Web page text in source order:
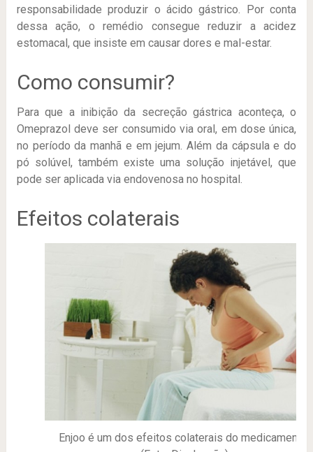
responsabilidade produzir o ácido gástrico. Por conta
dessa ação, o remédio consegue reduzir a acidez
estomacal, que insiste em causar dores e mal-estar.
Como consumir?
Para que a inibição da secreção gástrica aconteça, o
Omeprazol deve ser consumido via oral, em dose única,
no período da manhã e em jejum. Além da cápsula e do
pó solúvel, também existe uma solução injetável, que
pode ser aplicada via endovenosa no hospital.
Efeitos colaterais
Enjoo é um dos efeitos colaterais do medicamento.